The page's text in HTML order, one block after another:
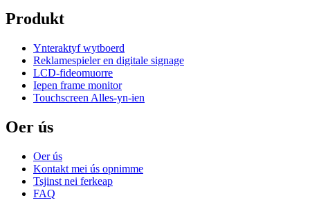
Produkt
Ynteraktyf wytboerd
Reklamespieler en digitale signage
LCD-fideomuorre
Iepen frame monitor
Touchscreen Alles-yn-ien
Oer ús
Oer ús
Kontakt mei ús opnimme
Tsjinst nei ferkeap
FAQ